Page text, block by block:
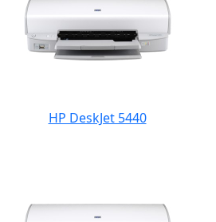
HP DeskJet 5440